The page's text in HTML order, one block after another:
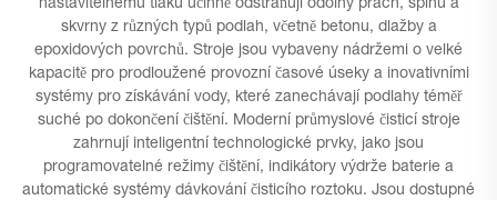
nastavitelnému tlaku účinně odstraňují odolný prach, špínu a
skvrny z různých typů podlah, včetně betonu, dlažby a
epoxidových povrchů. Stroje jsou vybaveny nádržemi o velké
kapacitě pro prodloužené provozní časové úseky a inovativními
systémy pro získávání vody, které zanechávají podlahy téměř
suché po dokončení čištění. Moderní průmyslové čisticí stroje
zahrnují inteligentní technologické prvky, jako jsou
programovatelné režimy čištění, indikátory výdrže baterie a
automatické systémy dávkování čisticího roztoku. Jsou dostupné